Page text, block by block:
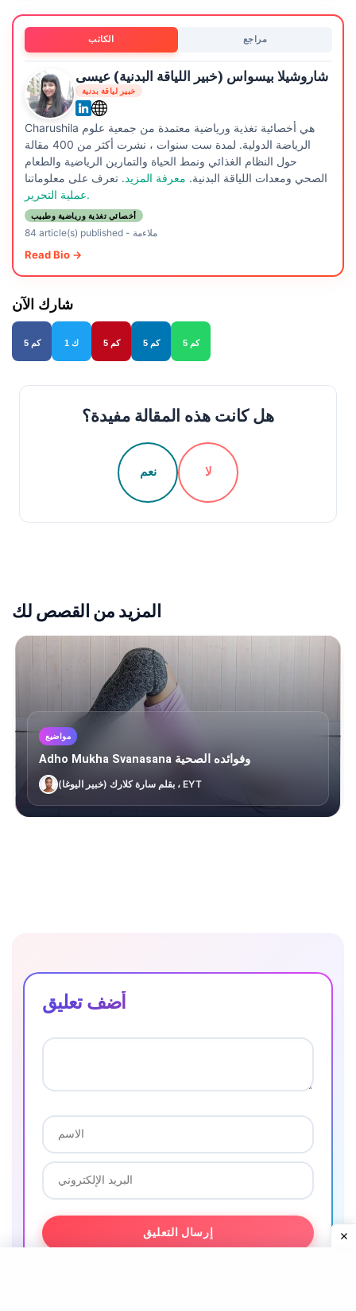
الكاتب مراجع
شاروشيلا بيسواس (خبير اللياقة البدنية) عيسى
خبير لياقة بدنية
Charushila هي أخصائية تغذية ورياضية معتمدة من جمعية علوم
الرياضة الدولية. لمدة ست سنوات ، نشرت أكثر من 400 مقالة
حول النظام الغذائي ونمط الحياة والتمارين الرياضية والطعام
الصحي ومعدات اللياقة البدنية. معرفة المزيد. تعرف على معلوماتنا
عملية التحرير.
أخصائي تغذية ورياضية وطبيب
84 article(s) published- ملاءمة
Read Bio →
شارك الآن
5 كم 1 ك 5 كم 5 كم 5 كم
هل كانت هذه المقالة مفيدة؟
نعم لا
المزيد من القصص لك
مواضيع
Adho Mukha Svanasana وفوائده الصحية
بقلم سارة كلارك (خبير اليوغا) ، EYT
أضف تعليق